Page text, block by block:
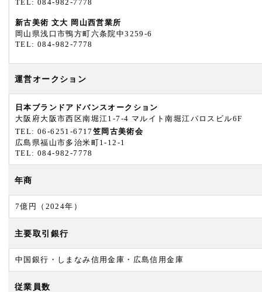
TEL: 084-982-7778
新古美術 文大 岡山西営業所
岡山県浅口市鴨方町六条院中3259-6
TEL: 084-982-7778
運営オークション
日本ブランドアドバンスオークション
大阪府大阪市西区南堀江1-7-4 マルイト南堀江パロスビル6F
TEL: 06-6251-6717 笠岡古美術会
広島県福山市多治米町1-12-1
TEL: 084-982-7778
年商
7億円（2024年）
主要取引銀行
中国銀行・しまなみ信用金庫・広島信用金庫
従業員数